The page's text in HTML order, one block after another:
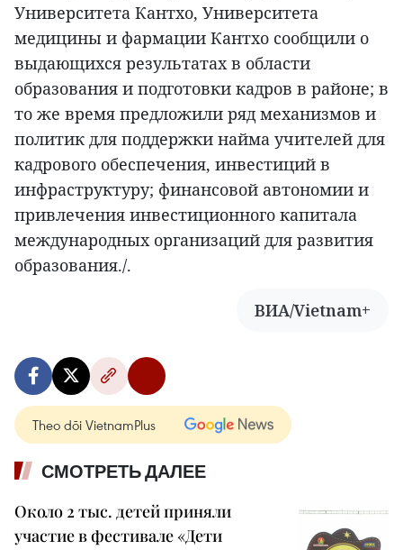
Университета Кантхо, Университета
медицины и фармации Кантхо сообщили о
выдающихся результатах в области
образования и подготовки кадров в районе; в
то же время предложили ряд механизмов и
политик для поддержки найма учителей для
кадрового обеспечения, инвестиций в
инфраструктуру; финансовой автономии и
привлечения инвестиционного капитала
международных организаций для развития
образования./.
ВИА/Vietnam+
Theo dõi VietnamPlus
СМОТРЕТЬ ДАЛЕЕ
Около 2 тыс. детей приняли
участие в фестивале «Дети